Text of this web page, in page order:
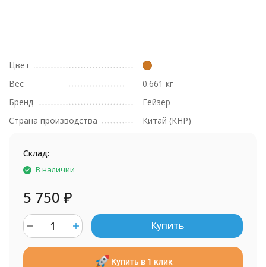
Цвет
Вес
0.661 кг
Бренд
Гейзер
Страна производства
Китай (КНР)
Склад:
В наличии
5 750 ₽
Купить
Купить в 1 клик